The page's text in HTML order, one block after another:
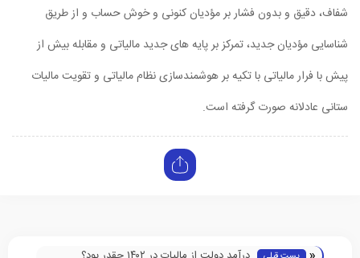
شفاف، دقیق و بدون فشار بر مؤدیان کنونی و خوش حساب و از طریق
شناسایی مؤدیان جدید، تمرکز بر پایه‌ های جدید مالیاتی و مقابله بیش از
پیش با فرار مالیاتی با تکیه بر هوشمندسازی نظام مالیاتی و تقویت مالیات
ستانی عادلانه صورت گرفته است.